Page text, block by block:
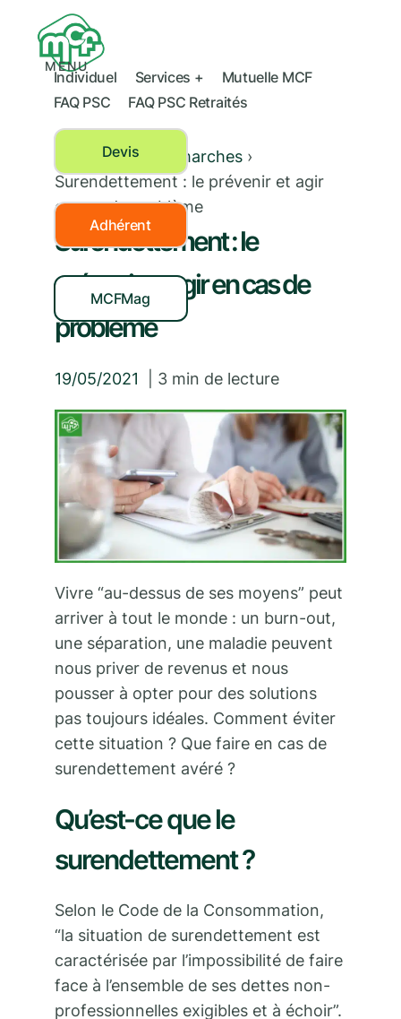
MENU
Individuel Services +
Mutuelle MCF
FAQ PSC
FAQ PSC Retraités
Devis
Adhérent
MCFMag
Mes droits et démarches ›
Surendettement : le prévenir et agir
en cas de problème
Surendettement : le
prévenir et agir en cas de
problème
19/05/2021 3 min de lecture
Vivre “au-dessus de ses moyens” peut
arriver à tout le monde : un burn-out,
une séparation, une maladie peuvent
nous priver de revenus et nous
pousser à opter pour des solutions
pas toujours idéales. Comment éviter
cette situation ? Que faire en cas de
surendettement avéré ?
Qu’est-ce que le
surendettement ?
Selon le Code de la Consommation,
“la situation de surendettement est
caractérisée par l’impossibilité de faire
face à l’ensemble de ses dettes non-
professionnelles exigibles et à échoir”.